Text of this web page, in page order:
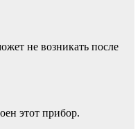
не возникать после
этот прибор.